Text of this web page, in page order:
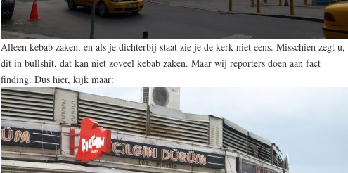
Alleen kebab zaken, en als je dichterbij staat zie je de kerk niet eens. Misschien zegt u,
dit in bullshit, dat kan niet zoveel kebab zaken. Maar wij reporters doen aan fact
finding. Dus hier, kijk maar: